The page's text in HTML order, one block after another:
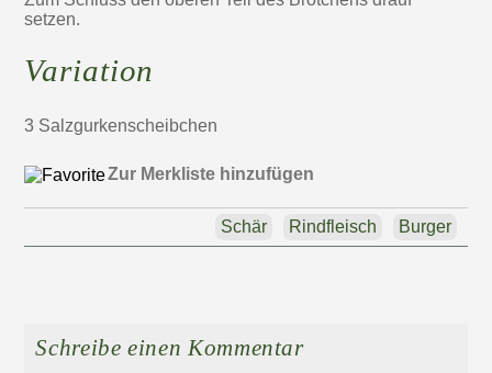
setzen.
Variation
3 Salzgurkenscheibchen
Zur Merkliste hinzufügen
Burger
Rindfleisch
Schär
Schreibe einen Kommentar